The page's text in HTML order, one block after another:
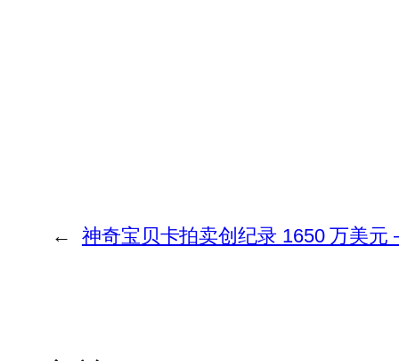
← 神奇宝贝卡拍卖创纪录 1650 万美元